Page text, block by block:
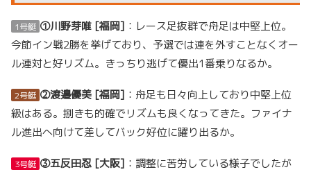
1号艇 ①川野芽唯 [福岡] ：レース足抜群で舟足は中堅上位。
今節イン戦2勝を挙げており、予選では連を外すことなくオー
ル連対と好リズム。きっちり逃げて優出1番乗りなるか。
2号艇 ②渡邉優美 [福岡] ：舟足も日々向上しており中堅上位
級はある。捌きも的確でリズムも良くなってきた。ファイナ
ル進出へ向けて差してバック好位に躍り出るか。
3号艇 ③五反田忍 [大阪] ：調整に苦労している様子でしたが